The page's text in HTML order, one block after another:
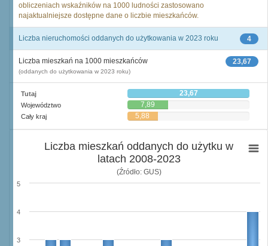
obliczeniach wskaźników na 1000 ludności zastosowano
najaktualniejsze dostępne dane o liczbie mieszkańców.
4
Liczba nieruchomości oddanych do użytkowania w 2023 roku
23,67
Liczba mieszkań na 1000 mieszkańców
(oddanych do użytkowania w 2023 roku)
Tutaj 23,67
Województwo 7,89
Cały kraj 5,88
Liczba mieszkań oddanych do użytku w
latach 2008-2023
(Źródło: GUS)
3
4
5